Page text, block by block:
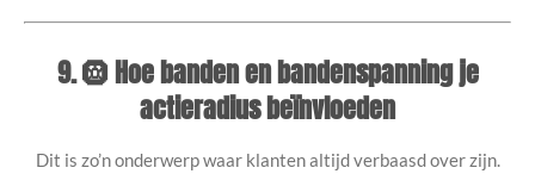
9. 🛞 Hoe banden en bandenspanning je
actieradius beïnvloeden
Dit is zo’n onderwerp waar klanten altijd verbaasd over zijn.